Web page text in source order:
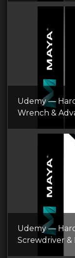
Udemy —
Wrench &
Udemy —
Screwdriver